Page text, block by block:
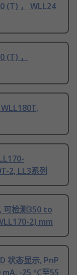
(T) ， WLL24
(T) ，
2, LL3系列
可检测350 to
2) mm
状态显示, PnP
-25 °C至55